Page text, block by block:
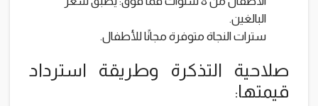
البالغين.
سترات النجاة متوفرة مجانًا للأطفال.
صلاحية التذكرة وطريقة استرداد
قيمتها: